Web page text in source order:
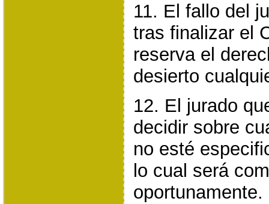
11. El fallo del
tras finalizar el
reserva el
desierto
12. El jurado
decidir sobre
no esté
lo cual será
oportunamente.